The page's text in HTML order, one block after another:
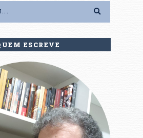
ESCREVE